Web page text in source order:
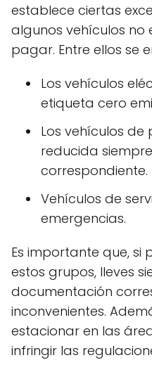
establece ciertas
algunos vehículos
pagar. Entre ellos se
Los vehículos
etiqueta cero
Los vehículos
reducida
correspondiente.
Vehículos de
emergencias.
Es importante que, si
estos grupos, lleves
documentación
inconvenientes.
estacionar en las
infringir las